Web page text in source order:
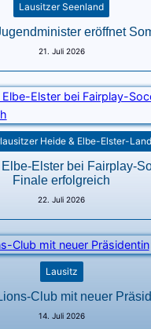
Lausitzer Seenland
eröffnet
21. Juli 2026
Heide & Elbe-Elster-Land
Elster bei Fairplay-
Finale erfolgreich
22. Juli 2026
Lausitz
Club mit neuer
14. Juli 2026